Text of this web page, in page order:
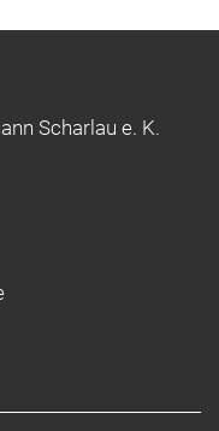
Scharlau e. K.